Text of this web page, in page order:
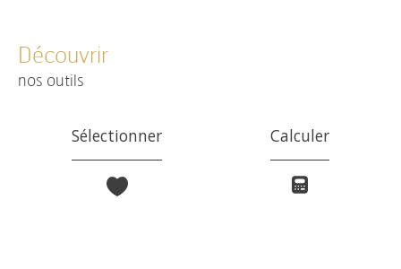
découvrir
nos outils
Sélectionner Calculer